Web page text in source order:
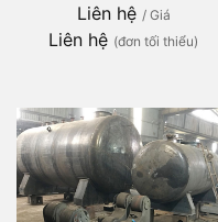
Liên hệ / Giá
Liên hệ (đơn tối thiểu)